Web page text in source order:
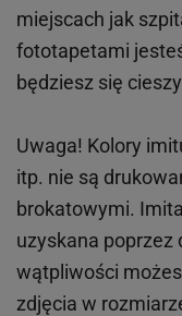
miejscach jak
fototapetami
będziesz się
Uwaga! Kolory
itp. nie są
brokatowymi.
uzyskana poprzez
wątpliwości
zdjęcia w